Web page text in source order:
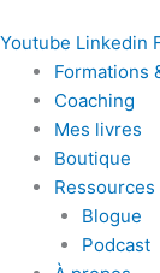
Youtube Linkedin
Formations
Coaching
Mes livres
Boutique
Ressources
Blogue
Podcast